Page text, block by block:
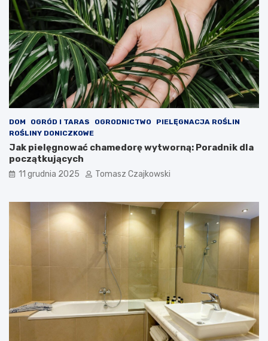
DOM OGRÓD I TARAS OGRODNICTWO
PIELĘGNACJA ROŚLIN
ROŚLINY DONICZKOWE
Jak pielęgnować chamedorę wytworną: Poradnik dla
początkujących
11 grudnia 2025 Tomasz Czajkowski